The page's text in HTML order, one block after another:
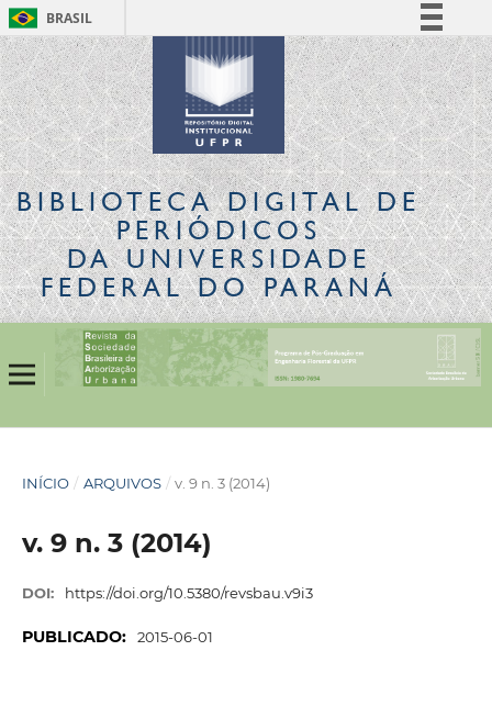
BRASIL
Simplifique!
Comunica BR
Participe
Acesso à informação
Legislação
Canais
BIBLIOTECA DIGITALDE
PERIÓDICOS
DA UNIVERSIDADE
FEDERAL DO PARANÁ
INÍCIO / ARQUIVOS / v. 9 n. 3 (2014)
v. 9 n. 3 (2014)
DOI: https://doi.org/10.5380/revsbau.v9i3
PUBLICADO: 2015-06-01